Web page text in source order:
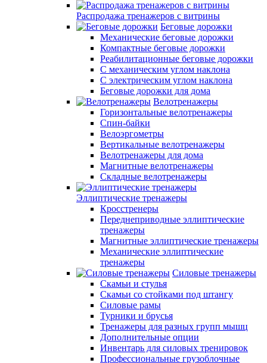
Распродажа тренажеров с витрины
Беговые дорожки
Механические беговые дорожки
Компактные беговые дорожки
Реабилитационные беговые дорожки
С механическим углом наклона
С электрическим углом наклона
Беговые дорожки для дома
Велотренажеры
Горизонтальные велотренажеры
Спин-байки
Велоэргометры
Вертикальные велотренажеры
Велотренажеры для дома
Магнитные велотренажеры
Складные велотренажеры
Эллиптические тренажеры
Кросстренеры
Переднеприводные эллиптические
тренажеры
Магнитные эллиптические тренажеры
Механические эллиптические
тренажеры
Силовые тренажеры
Скамьи и стулья
Скамьи со стойками под штангу
Силовые рамы
Турники и брусья
Тренажеры для разных групп мышц
Дополнительные опции
Инвентарь для силовых тренировок
Профессиональные грузоблочные